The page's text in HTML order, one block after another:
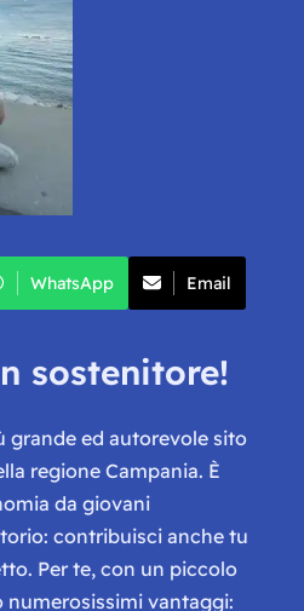
WhatsApp Email
sostenitore!
grande ed autorevole sito
regione Campania. È
da giovani
contribuisci anche tu
Per te, con un piccolo
vantaggi: